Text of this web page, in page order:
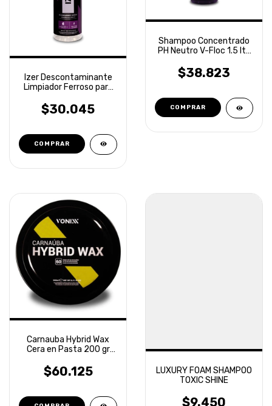
Izer Descontaminante
Limpiador Ferroso para
$30.045
Shampoo Concentrado
PH Neutro V-Floc 1.5 lts
$38.823
Carnauba Hybrid Wax
Cera en Pasta 200 gr
$60.125
LUXURY FOAM SHAMPOO
TOXIC SHINE
$9.450